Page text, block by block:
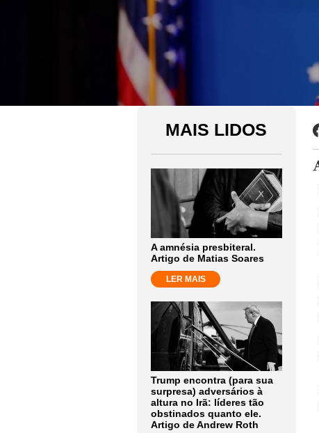
MAIS LIDOS
A amnésia presbiteral.
Artigo de Matias Soares
LER MAIS
Trump encontra (para sua
surpresa) adversários à
altura no Irã: líderes tão
obstinados quanto ele.
Artigo de Andrew Roth